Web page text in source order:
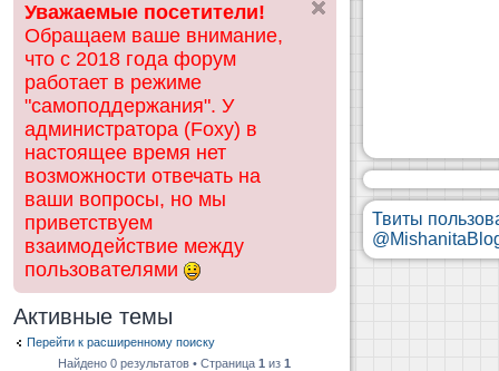
ск
Уважаемые посетители!
Обращаем ваше внимание,
что с 2018 года форум
работает в режиме
"самоподдержания". У
администратора (Foxy) в
настоящее время нет
возможности отвечать на
ваши вопросы, но мы
приветствуем
взаимодействие между
пользователями
Активные темы
Перейти к расширенному поиску
Найдено 0 результатов • Страница1 из1
Твиты